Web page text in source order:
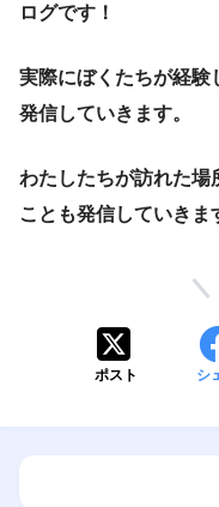
ログです！
実際にぼくたちが経験
発信していきます。
わたしたちが訪れた場
ことも発信していきま
ポスト シ